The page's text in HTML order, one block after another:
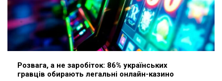
Розвага, а не заробіток: 86% українських
гравців обирають легальні онлайн-казино